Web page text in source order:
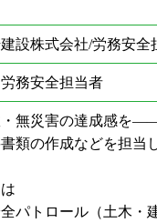
設株式会社/労務安全
務安全担当者
・無災害の達成感を
類の作成などを担当
全パトロール（土木